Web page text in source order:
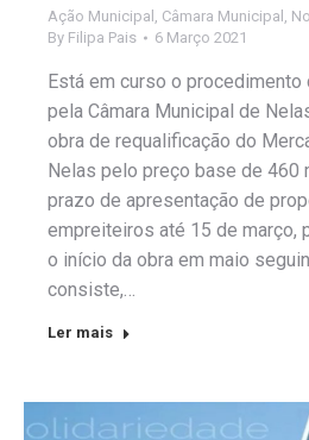
Ação Municipal Câmara Municipal
By Filipa Pais 6 Março 2021
Está em curso o procedimento
pela Câmara Municipal de
obra de requalificação do
Nelas pelo preço base de 460
prazo de apresentação de
empreiteiros até 15 de março,
o início da obra em maio
consiste,…
Ler mais